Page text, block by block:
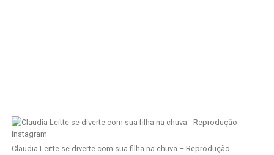
Claudia Leitte se diverte com sua filha na chuva – Reprodução